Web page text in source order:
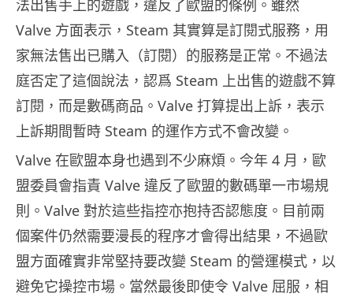
法出售手上的遊戲，違反了歐盟的條例。雖然
Valve 方面表示，Steam 其實算是訂閱式服務，用
家無法售出已購入（訂閱）的服務是正常。不過法
庭否定了這個說法，認爲 Steam 上出售的遊戲不算
訂閱，而是數碼商品。Valve 打算提出上訴，表示
上訴期間暫時 Steam 的運作方式不會改變。
Valve 在歐盟本身也遇到不少麻煩。今年 4 月，歐
盟委員會指責 Valve 違反了歐盟的數碼單一市場規
則。Valve 對於這些指控亦抱持否認態度。目前兩
個案件仍然需要漫長的程序才會得出結果，不過歐
盟方面確實非常堅持要改變 Steam 的營運模式，以
避免它操控市場。當然最後即使令 Valve 屈服，相